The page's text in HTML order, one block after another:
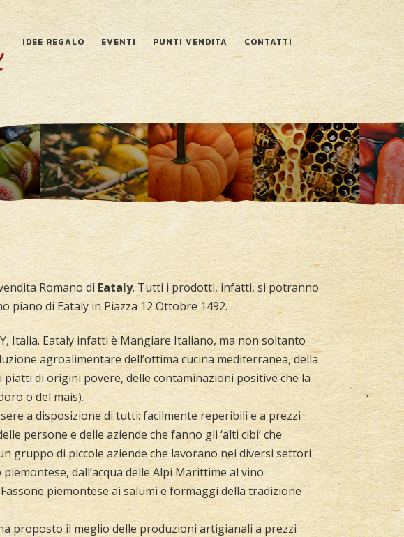
IDEE REGALO EVENTI PUNTI VENDITA CONTATTI
Romano diEataly. Tutti i prodotti, infatti, si potranno
di Eataly in Piazza 12 Ottobre 1492.
Italia. Eataly infatti è Mangiare Italiano, ma non soltanto
agroalimentare dell’ottima cucina mediterranea, della
di origini povere, delle contaminazioni positive che la
o del mais).
a disposizione di tutti: facilmente reperibili e a prezzi
persone e delle aziende che fanno gli ‘alti cibi’ che
gruppo di piccole aziende che lavorano nei diversi settori
dall’acqua delle Alpi Marittime al vino
piemontese ai salumi e formaggi della tradizione
proposto il meglio delle produzioni artigianali a prezzi